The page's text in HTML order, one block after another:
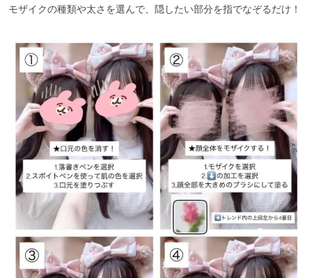
モザイクの種類や太さを選んで、隠したい部分を指でなぞるだけ！